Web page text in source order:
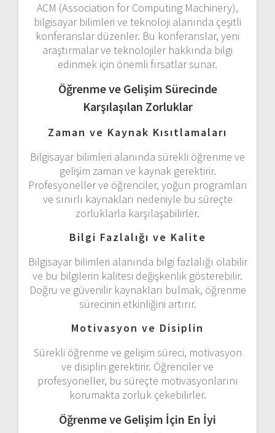
ACM (Association for Computing Machinery),
bilgisayar bilimleri ve teknoloji alanında çeşitli
konferanslar düzenler. Bu konferanslar, yeni
araştırmalar ve teknolojiler hakkında bilgi
edinmek için önemli fırsatlar sunar.
Öğrenme ve Gelişim Sürecinde
Karşılaşılan Zorluklar
Zaman ve Kaynak Kısıtlamaları
Bilgisayar bilimleri alanında sürekli öğrenme ve
gelişim zaman ve kaynak gerektirir.
Profesyoneller ve öğrenciler, yoğun programları
ve sınırlı kaynakları nedeniyle bu süreçte
zorluklarla karşılaşabilirler.
Bilgi Fazlalığı ve Kalite
Bilgisayar bilimleri alanında bilgi fazlalığı olabilir
ve bu bilgilerin kalitesi değişkenlik gösterebilir.
Doğru ve güvenilir kaynakları bulmak, öğrenme
sürecinin etkinliğini artırır.
Motivasyon ve Disiplin
Sürekli öğrenme ve gelişim süreci, motivasyon
ve disiplin gerektirir. Öğrenciler ve
profesyoneller, bu süreçte motivasyonlarını
korumakta zorluk çekebilirler.
Öğrenme ve Gelişim İçin En İyi